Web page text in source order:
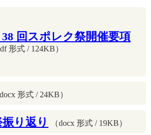
回スポレク祭開催要項
形式 / 124KB）
形式 / 24KB）
り返り （docx 形式 / 19KB）